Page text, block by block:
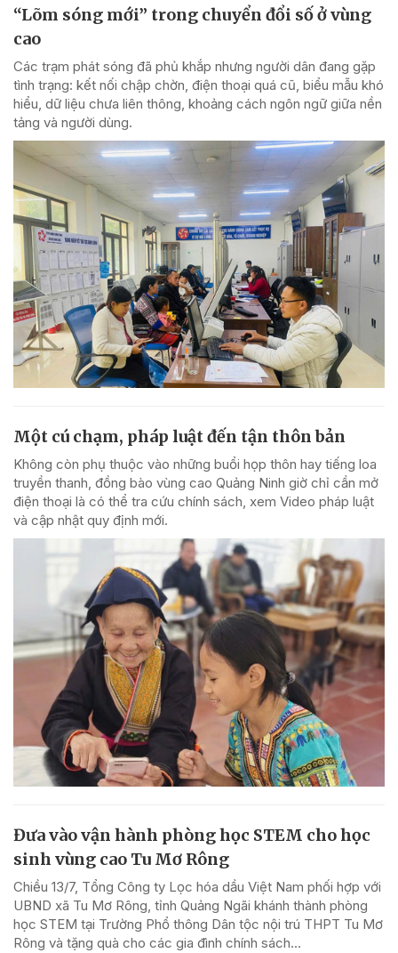
“Lõm sóng mới” trong chuyển đổi số ở vùng
cao
Các trạm phát sóng đã phủ khắp nhưng người dân đang gặp
tình trạng: kết nối chập chờn, điện thoại quá cũ, biểu mẫu khó
hiểu, dữ liệu chưa liên thông, khoảng cách ngôn ngữ giữa nền
tảng và người dùng.
Một cú chạm, pháp luật đến tận thôn bản
Không còn phụ thuộc vào những buổi họp thôn hay tiếng loa
truyền thanh, đồng bào vùng cao Quảng Ninh giờ chỉ cần mở
điện thoại là có thể tra cứu chính sách, xem Video pháp luật
và cập nhật quy định mới.
Đưa vào vận hành phòng học STEM cho học
sinh vùng cao Tu Mơ Rông
Chiều 13/7, Tổng Công ty Lọc hóa dầu Việt Nam phối hợp với
UBND xã Tu Mơ Rông, tỉnh Quảng Ngãi khánh thành phòng
học STEM tại Trường Phổ thông Dân tộc nội trú THPT Tu Mơ
Rông và tặng quà cho các gia đình chính sách...